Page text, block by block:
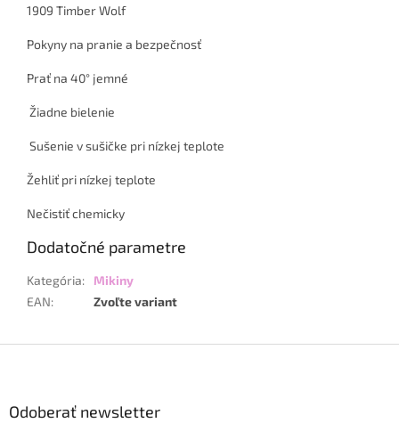
1909 Timber Wolf
Pokyny na pranie a bezpečnosť
Prať na 40° jemné
Žiadne bielenie
Sušenie v sušičke pri nízkej teplote
Žehliť pri nízkej teplote
Nečistiť chemicky
Dodatočné parametre
Kategória:
Mikiny
EAN: Zvoľte variant
Odoberať newsletter